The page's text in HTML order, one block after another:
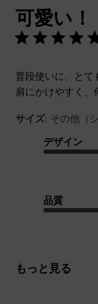
可愛い！
普段使いに、とて
肩にかけやすく、
サイズ: その他（
デザイン
品質
もっと見る